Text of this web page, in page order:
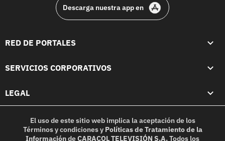
Descarga nuestra app en
RED DE PORTALES
SERVICIOS CORPORATIVOS
LEGAL
El uso de este sitio web implica la aceptación de los
Términos y condicionesy Políticas de Tratamiento de la
InformacióndeCARACOL TELEVISIÓN S.A.Todos los